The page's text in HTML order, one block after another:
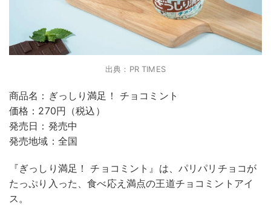
出典：PR TIMES
商品名：ぎっしり満足！ チョコミント
価格：270円（税込）
発売日：発売中
発売地域：全国
『ぎっしり満足！ チョコミント』は、パリパリチョコが
たっぷり入った、食べ応え満点の王道チョコミントアイ
ス。